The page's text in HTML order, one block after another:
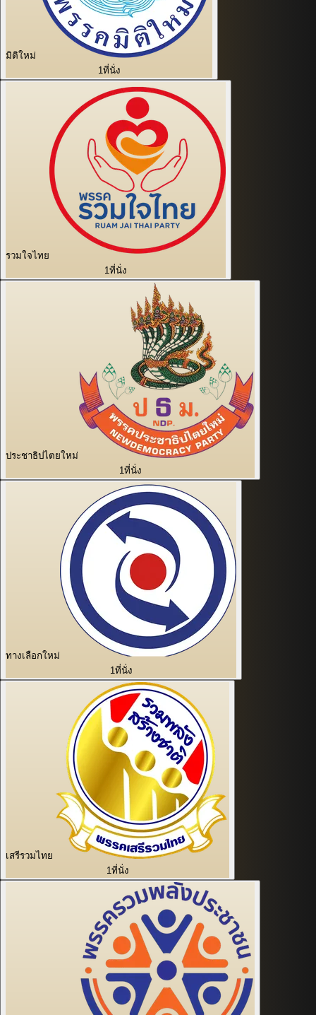
มิติใหม่
1ที่นั่ง
รวมใจไทย
1ที่นั่ง
ประชาธิปไตยใหม่
1ที่นั่ง
ทางเลือกใหม่
1ที่นั่ง
เสรีรวมไทย
1ที่นั่ง